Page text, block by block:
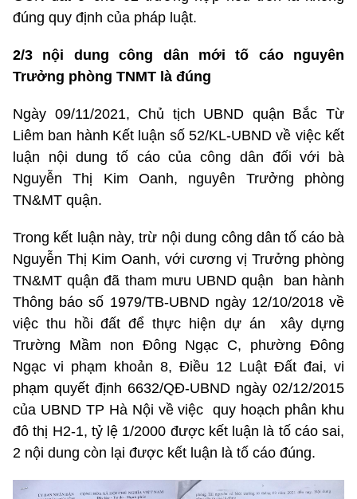
đúng quy định của pháp luật.
2/3 nội dung công dân mới tố cáo nguyên
Trưởng phòng TNMT là đúng
Ngày 09/11/2021, Chủ tịch UBND quận Bắc Từ
Liêm ban hành Kết luận số 52/KL-UBND về việc kết
luận nội dung tố cáo của công dân đối với bà
Nguyễn Thị Kim Oanh, nguyên Trưởng phòng
TN&MT quận.
Trong kết luận này, trừ nội dung công dân tố cáo bà
Nguyễn Thị Kim Oanh, với cương vị Trưởng phòng
TN&MT quận đã tham mưu UBND quận ban hành
Thông báo số 1979/TB-UBND ngày 12/10/2018 về
việc thu hồi đất để thực hiện dự án xây dựng
Trường Mầm non Đông Ngạc C, phường Đông
Ngạc vi phạm khoản 8, Điều 12 Luật Đất đai, vi
phạm quyết định 6632/QĐ-UBND ngày 02/12/2015
của UBND TP Hà Nội về việc quy hoạch phân khu
đô thị H2-1, tỷ lệ 1/2000 được kết luận là tố cáo sai,
2 nội dung còn lại được kết luận là tố cáo đúng.